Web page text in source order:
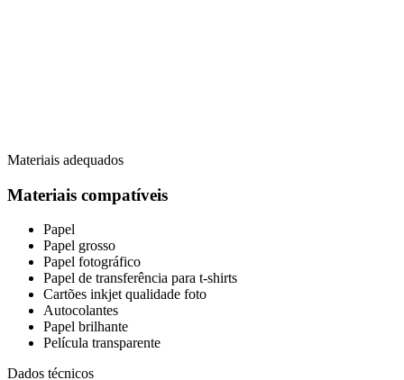
Materiais adequados
Materiais compatíveis
Papel
Papel grosso
Papel fotográfico
Papel de transferência para t-shirts
Cartões inkjet qualidade foto
Autocolantes
Papel brilhante
Película transparente
Dados técnicos